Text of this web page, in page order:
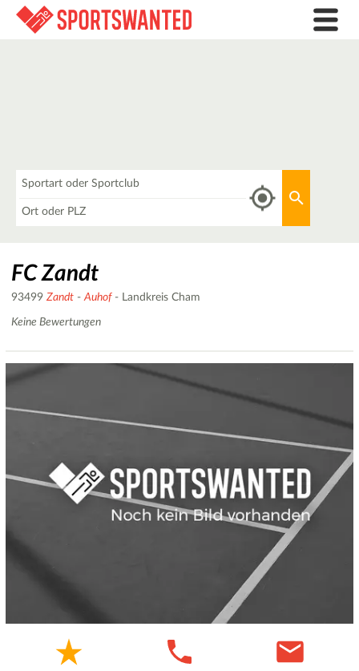
FC Zandt
93499 Zandt -Auhof- Landkreis Cham
Keine Bewertungen